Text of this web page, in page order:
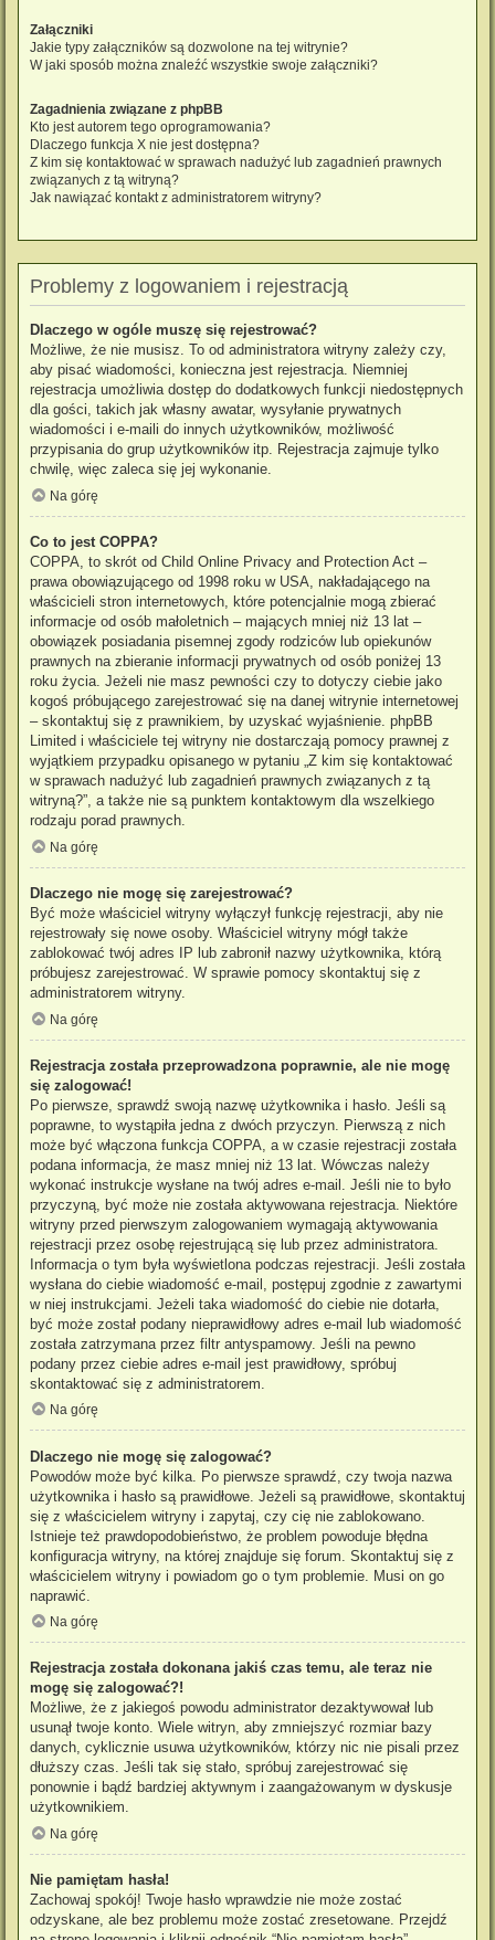
Załączniki
Jakie typy załączników są dozwolone na tej witrynie?
W jaki sposób można znaleźć wszystkie swoje załączniki?
Zagadnienia związane z phpBB
Kto jest autorem tego oprogramowania?
Dlaczego funkcja X nie jest dostępna?
Z kim się kontaktować w sprawach nadużyć lub zagadnień prawnych
związanych z tą witryną?
Jak nawiązać kontakt z administratorem witryny?
Problemy z logowaniem i rejestracją
Dlaczego w ogóle muszę się rejestrować?
Możliwe, że nie musisz. To od administratora witryny zależy czy,
aby pisać wiadomości, konieczna jest rejestracja. Niemniej
rejestracja umożliwia dostęp do dodatkowych funkcji niedostępnych
dla gości, takich jak własny awatar, wysyłanie prywatnych
wiadomości i e-maili do innych użytkowników, możliwość
przypisania do grup użytkowników itp. Rejestracja zajmuje tylko
chwilę, więc zaleca się jej wykonanie.
Na górę
Co to jest COPPA?
COPPA, to skrót od Child Online Privacy and Protection Act –
prawa obowiązującego od 1998 roku w USA, nakładającego na
właścicieli stron internetowych, które potencjalnie mogą zbierać
informacje od osób małoletnich – mających mniej niż 13 lat –
obowiązek posiadania pisemnej zgody rodziców lub opiekunów
prawnych na zbieranie informacji prywatnych od osób poniżej 13
roku życia. Jeżeli nie masz pewności czy to dotyczy ciebie jako
kogoś próbującego zarejestrować się na danej witrynie internetowej
– skontaktuj się z prawnikiem, by uzyskać wyjaśnienie. phpBB
Limited i właściciele tej witryny nie dostarczają pomocy prawnej z
wyjątkiem przypadku opisanego w pytaniu „Z kim się kontaktować
w sprawach nadużyć lub zagadnień prawnych związanych z tą
witryną?”, a także nie są punktem kontaktowym dla wszelkiego
rodzaju porad prawnych.
Na górę
Dlaczego nie mogę się zarejestrować?
Być może właściciel witryny wyłączył funkcję rejestracji, aby nie
rejestrowały się nowe osoby. Właściciel witryny mógł także
zablokować twój adres IP lub zabronił nazwy użytkownika, którą
próbujesz zarejestrować. W sprawie pomocy skontaktuj się z
administratorem witryny.
Na górę
Rejestracja została przeprowadzona poprawnie, ale nie mogę
się zalogować!
Po pierwsze, sprawdź swoją nazwę użytkownika i hasło. Jeśli są
poprawne, to wystąpiła jedna z dwóch przyczyn. Pierwszą z nich
może być włączona funkcja COPPA, a w czasie rejestracji została
podana informacja, że masz mniej niż 13 lat. Wówczas należy
wykonać instrukcje wysłane na twój adres e-mail. Jeśli nie to było
przyczyną, być może nie została aktywowana rejestracja. Niektóre
witryny przed pierwszym zalogowaniem wymagają aktywowania
rejestracji przez osobę rejestrującą się lub przez administratora.
Informacja o tym była wyświetlona podczas rejestracji. Jeśli została
wysłana do ciebie wiadomość e-mail, postępuj zgodnie z zawartymi
w niej instrukcjami. Jeżeli taka wiadomość do ciebie nie dotarła,
być może został podany nieprawidłowy adres e-mail lub wiadomość
została zatrzymana przez filtr antyspamowy. Jeśli na pewno
podany przez ciebie adres e-mail jest prawidłowy, spróbuj
skontaktować się z administratorem.
Na górę
Dlaczego nie mogę się zalogować?
Powodów może być kilka. Po pierwsze sprawdź, czy twoja nazwa
użytkownika i hasło są prawidłowe. Jeżeli są prawidłowe, skontaktuj
się z właścicielem witryny i zapytaj, czy cię nie zablokowano.
Istnieje też prawdopodobieństwo, że problem powoduje błędna
konfiguracja witryny, na której znajduje się forum. Skontaktuj się z
właścicielem witryny i powiadom go o tym problemie. Musi on go
naprawić.
Na górę
Rejestracja została dokonana jakiś czas temu, ale teraz nie
mogę się zalogować?!
Możliwe, że z jakiegoś powodu administrator dezaktywował lub
usunął twoje konto. Wiele witryn, aby zmniejszyć rozmiar bazy
danych, cyklicznie usuwa użytkowników, którzy nic nie pisali przez
dłuższy czas. Jeśli tak się stało, spróbuj zarejestrować się
ponownie i bądź bardziej aktywnym i zaangażowanym w dyskusje
użytkownikiem.
Na górę
Nie pamiętam hasła!
Zachowaj spokój! Twoje hasło wprawdzie nie może zostać
odzyskane, ale bez problemu może zostać zresetowane. Przejdź